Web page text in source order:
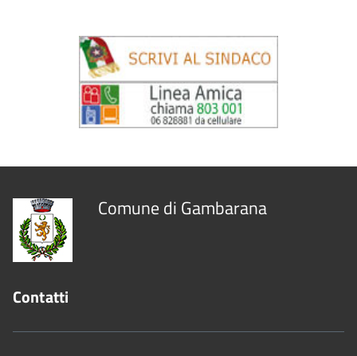
Comune di Gambarana
Contatti